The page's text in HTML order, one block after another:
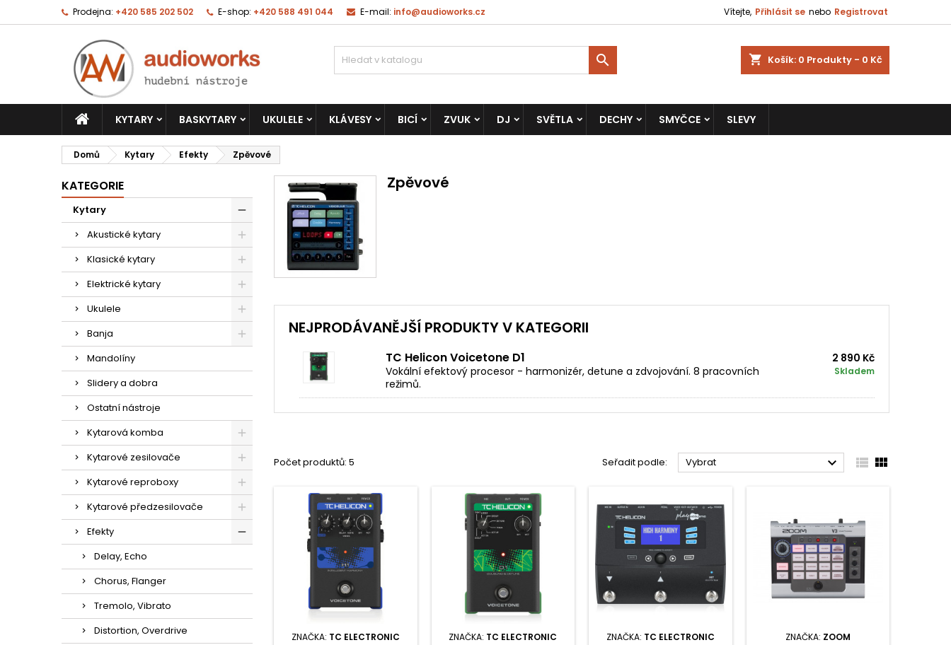
Prodejna: +420 585 202 502 E-shop: +420 588 491 044 E-mail: info@audioworks.cz Vítejte, Přihlásit se nebo Registrovat
shopping_cart Košík: 0 Produkty - 0 Kč

KYTARY BASKYTARY UKULELE KLÁVESY BICÍ ZVUK DJ SVĚTLA DECHY SMYČCE SLEVY
Domů Kytary Efekty Zpěvové
KATEGORIE
Kytary
Akustické kytary
Klasické kytary
Elektrické kytary
Ukulele
Banja
Mandolíny
Slidery a dobra
Ostatní nástroje
Kytarová komba
Kytarové zesilovače
Kytarové reproboxy
Kytarové předzesilovače
Efekty
Delay, Echo
Chorus, Flanger
Tremolo, Vibrato
Distortion, Overdrive
Zpěvové
NEJPRODÁVANĚJŠÍ PRODUKTY V KATEGORII
TC Helicon Voicetone D1
Vokální efektový procesor - harmonizér, detune a zdvojování. 8 pracovních
režimů.
2 890 Kč
Skladem
Počet produktů: 5 Seřadit podle: Vybrat   
ZNAČKA: TC ELECTRONIC ZNAČKA: TC ELECTRONIC ZNAČKA: TC ELECTRONIC ZNAČKA: ZOOM